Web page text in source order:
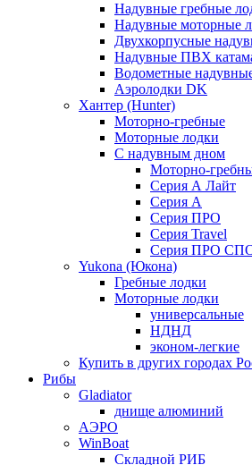
Надувные гребные
Надувные моторные
Двухкорпусные
Надувные ПВХ
Водометные
Аэролодки DK
Хантер (Hunter)
Моторно-гребные
Моторные лодки
С надувным дном
Моторно-
Серия А Лайт
Серия А
Серия ПРО
Серия Travel
Серия ПРО
Yukona (Юкона)
Гребные лодки
Моторные лодки
универсальные
НДНД
эконом-легкие
Купить в других городах
Рибы
Gladiator
днище алюминий
АЭРО
WinBoat
Складной РИБ